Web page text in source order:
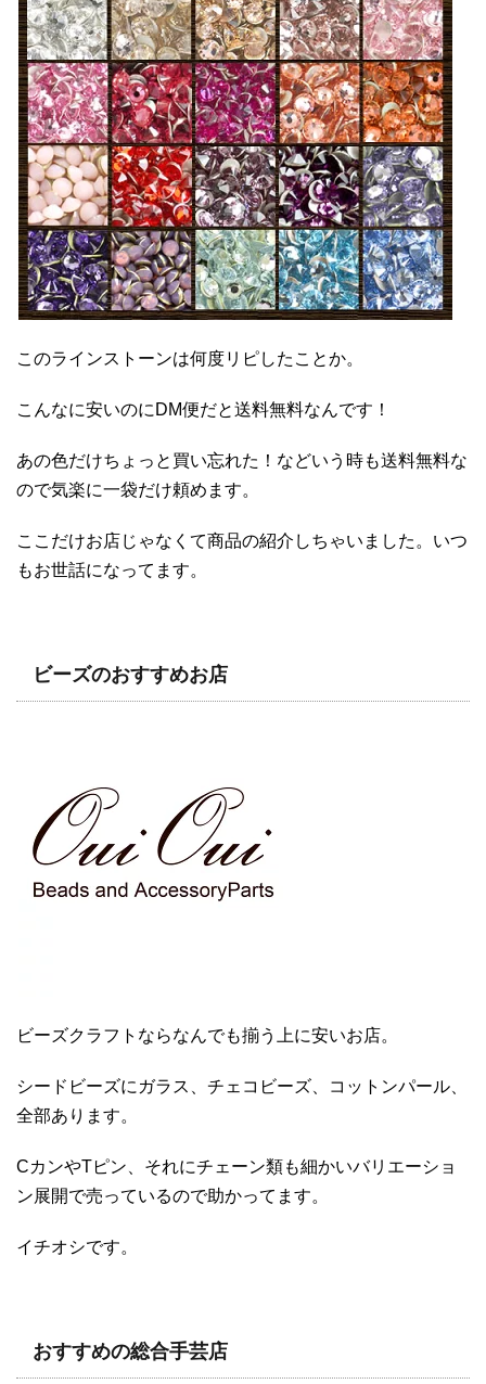
このラインストーンは何度リピしたことか。
こんなに安いのにDM便だと送料無料なんです！
あの色だけちょっと買い忘れた！などいう時も送料無料な
ので気楽に一袋だけ頼めます。
ここだけお店じゃなくて商品の紹介しちゃいました。いつ
もお世話になってます。
ビーズのおすすめお店
ビーズクラフトならなんでも揃う上に安いお店。
シードビーズにガラス、チェコビーズ、コットンパール、
全部あります。
CカンやTピン、それにチェーン類も細かいバリエーショ
ン展開で売っているので助かってます。
イチオシです。
おすすめの総合手芸店